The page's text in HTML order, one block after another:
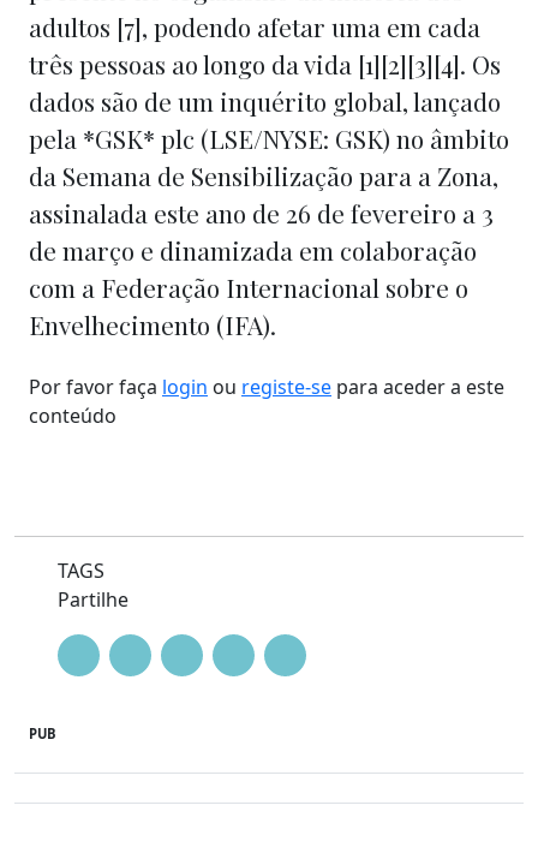
adultos [7], podendo afetar uma em cada
três pessoas ao longo da vida [1][2][3][4]. Os
dados são de um inquérito global, lançado
pela *GSK* plc (LSE/NYSE: GSK) no âmbito
da Semana de Sensibilização para a Zona,
assinalada este ano de 26 de fevereiro a 3
de março e dinamizada em colaboração
com a Federação Internacional sobre o
Envelhecimento (IFA).
Por favor faça login ou registe-se para aceder a este
conteúdo
TAGS
Partilhe
PUB